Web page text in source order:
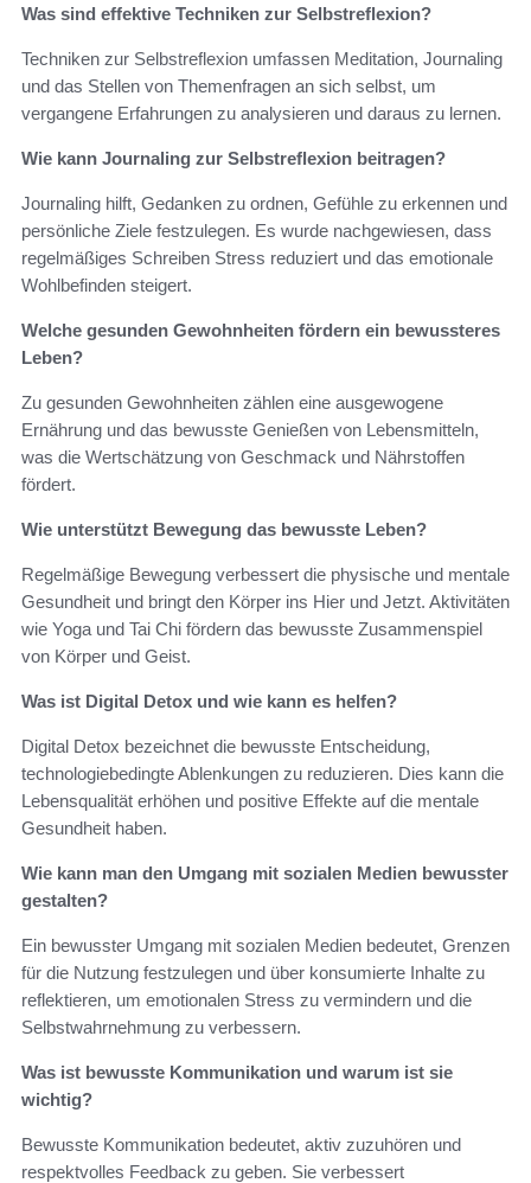
Was sind effektive Techniken zur Selbstreflexion?
Techniken zur Selbstreflexion umfassen Meditation, Journaling
und das Stellen von Themenfragen an sich selbst, um
vergangene Erfahrungen zu analysieren und daraus zu lernen.
Wie kann Journaling zur Selbstreflexion beitragen?
Journaling hilft, Gedanken zu ordnen, Gefühle zu erkennen und
persönliche Ziele festzulegen. Es wurde nachgewiesen, dass
regelmäßiges Schreiben Stress reduziert und das emotionale
Wohlbefinden steigert.
Welche gesunden Gewohnheiten fördern ein bewussteres
Leben?
Zu gesunden Gewohnheiten zählen eine ausgewogene
Ernährung und das bewusste Genießen von Lebensmitteln,
was die Wertschätzung von Geschmack und Nährstoffen
fördert.
Wie unterstützt Bewegung das bewusste Leben?
Regelmäßige Bewegung verbessert die physische und mentale
Gesundheit und bringt den Körper ins Hier und Jetzt. Aktivitäten
wie Yoga und Tai Chi fördern das bewusste Zusammenspiel
von Körper und Geist.
Was ist Digital Detox und wie kann es helfen?
Digital Detox bezeichnet die bewusste Entscheidung,
technologiebedingte Ablenkungen zu reduzieren. Dies kann die
Lebensqualität erhöhen und positive Effekte auf die mentale
Gesundheit haben.
Wie kann man den Umgang mit sozialen Medien bewusster
gestalten?
Ein bewusster Umgang mit sozialen Medien bedeutet, Grenzen
für die Nutzung festzulegen und über konsumierte Inhalte zu
reflektieren, um emotionalen Stress zu vermindern und die
Selbstwahrnehmung zu verbessern.
Was ist bewusste Kommunikation und warum ist sie
wichtig?
Bewusste Kommunikation bedeutet, aktiv zuzuhören und
respektvolles Feedback zu geben. Sie verbessert